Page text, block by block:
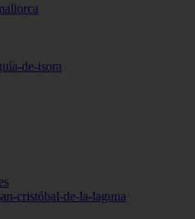
de-isora
cristóbal-de-la-laguna